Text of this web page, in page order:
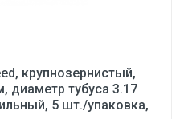
крупнозернистый,
диаметр тубуса 3.17
5 шт./упаковка,